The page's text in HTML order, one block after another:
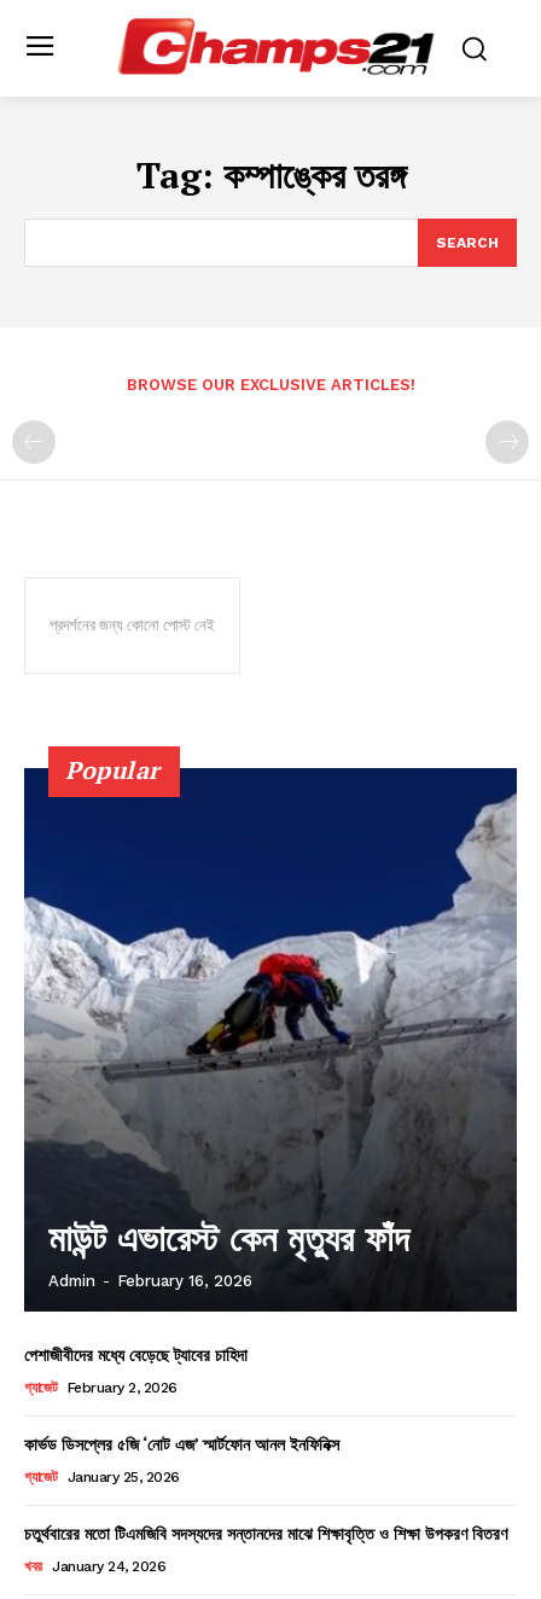
Tag: কম্পাঙ্কের তরঙ্গ
SEARCH
BROWSE OUR EXCLUSIVE ARTICLES!
প্রদর্শনের জন্য কোনো পোস্ট নেই
Popular
মাউন্ট এভারেস্ট কেন মৃত্যুর ফাঁদ
Admin - February 16, 2026
পেশাজীবীদের মধ্যে বেড়েছে ট্যাবের চাহিদা
গ্যাজেট February 2, 2026
কার্ভড ডিসপ্লের ৫জি ‘নোট এজ’ স্মার্টফোন আনল ইনফিনিক্স
গ্যাজেট January 25, 2026
চতুর্থবারের মতো টিএমজিবি সদস্যদের সন্তানদের মাঝে শিক্ষাবৃত্তি ও শিক্ষা উপকরণ বিতরণ
খবর January 24, 2026